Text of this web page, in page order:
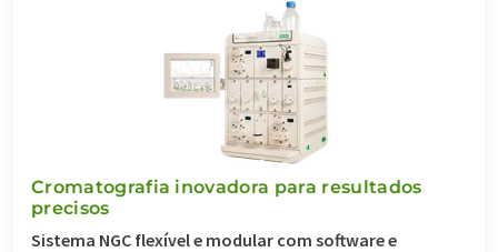
Cromatografia inovadora para resultados
precisos
Sistema NGC flexível e modular com software e